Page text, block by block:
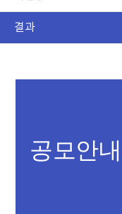
결과
공모안내